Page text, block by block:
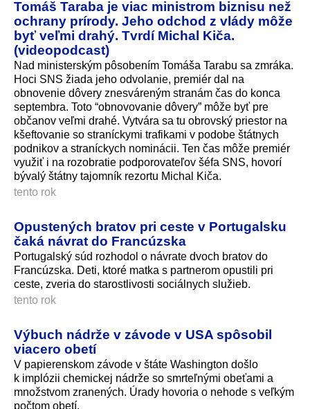
Tomáš Taraba je viac ministrom biznisu než
ochrany prírody. Jeho odchod z vlády môže
byť veľmi drahý. Tvrdí Michal Kiča.
(videopodcast)
Nad ministerským pôsobením Tomáša Tarabu sa zmráka.
Hoci SNS žiada jeho odvolanie, premiér dal na
obnovenie dôvery znesváreným stranám čas do konca
septembra. Toto “obnovovanie dôvery” môže byť pre
občanov veľmi drahé. Vytvára sa tu obrovský priestor na
kšeftovanie so straníckymi trafikami v podobe štátnych
podnikov a straníckych nominácii. Ten čas môže premiér
využiť i na rozobratie podporovateľov šéfa SNS, hovorí
bývalý štátny tajomník rezortu Michal Kiča.
tento rok
Opustených bratov pri ceste v Portugalsku
čaká návrat do Francúzska
Portugalský súd rozhodol o návrate dvoch bratov do
Francúzska. Deti, ktoré matka s partnerom opustili pri
ceste, zveria do starostlivosti sociálnych služieb.
tento rok
Výbuch nádrže v závode v USA spôsobil
viacero obetí
V papierenskom závode v štáte Washington došlo
k implózii chemickej nádrže so smrteľnými obeťami a
množstvom zranených. Úrady hovoria o nehode s veľkým
počtom obetí.